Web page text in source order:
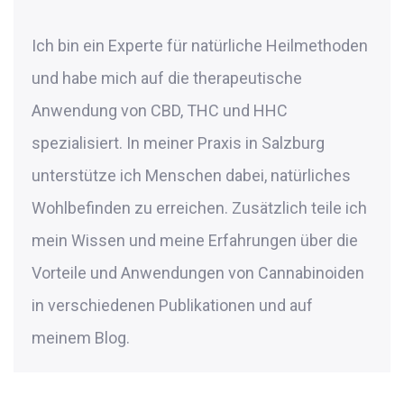
Ich bin ein Experte für natürliche Heilmethoden
und habe mich auf die therapeutische
Anwendung von CBD, THC und HHC
spezialisiert. In meiner Praxis in Salzburg
unterstütze ich Menschen dabei, natürliches
Wohlbefinden zu erreichen. Zusätzlich teile ich
mein Wissen und meine Erfahrungen über die
Vorteile und Anwendungen von Cannabinoiden
in verschiedenen Publikationen und auf
meinem Blog.